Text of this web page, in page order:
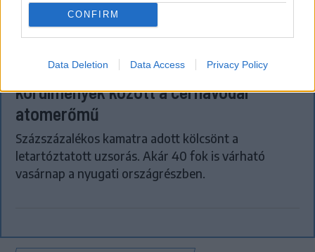
CONFIRM
Data Deletion Data Access Privacy Policy
FŐTÉR
Már csak 4-5 napig működhet a jelenlegi
körülmények között a cernavodai
atomerőmű
Százszázalékos kamatra adott kölcsönt a
letartóztatott uzsorás. Akár 40 fok is várható
vasárnap a nyugati országrészben.